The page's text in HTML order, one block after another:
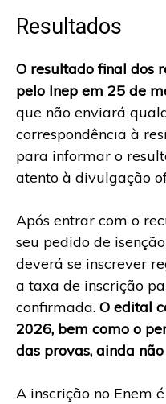
Resultados
O resultado final dos
pelo Inep em 25 de
que não enviará
correspondência à
para informar o
atento à divulgação
Após entrar com o
seu pedido de
deverá se inscrever
a taxa de inscrição
confirmada. O edital
2026, bem como o
das provas, ainda
A inscrição no Enem